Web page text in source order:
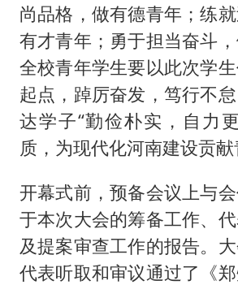
尚品格，做有德青年；练
有才青年；勇于担当奋斗，
全校青年学生要以此次学
起点，踔厉奋发，笃行不
达学子“勤俭朴实，自力
质，为现代化河南建设贡献
开幕式前，预备会议上与
于本次大会的筹备工作、
及提案审查工作的报告。
代表听取和审议通过了《